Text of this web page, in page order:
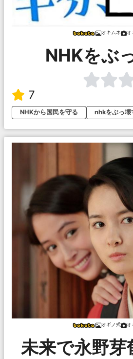
オキムネ オ
NHKをぶ
7
NHKから国民を守る
nhkをぶっ壊
オギノ式 オ
未来で永野芽